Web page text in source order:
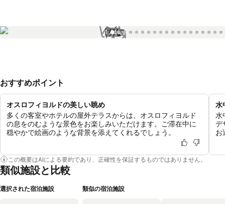
1 / 45
おすすめポイント
オスロフィヨルドの美しい眺め
多くの客室やホテルの屋外テラスからは、オスロフィヨルド
の息をのむような景色をお楽しみいただけます。ご滞在中に
穏やかで絵画のような背景を添えてくれるでしょう。
水
水
デ
お
この概要はAIによる要約であり、正確性を保証するものではありません。
類似施設と比較
選択された宿泊施設 類似の宿泊施設